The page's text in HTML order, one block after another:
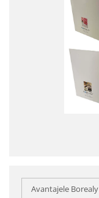
Avantajele Borealy